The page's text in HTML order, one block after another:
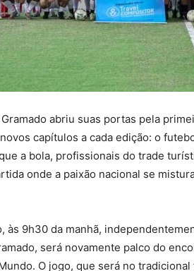
abriu suas portas pela
capítulos a cada edição: o
a bola, profissionais do trade
onde a paixão nacional se
às 9h30 da manhã,
será novamente palco do
O jogo, que será no tradicional